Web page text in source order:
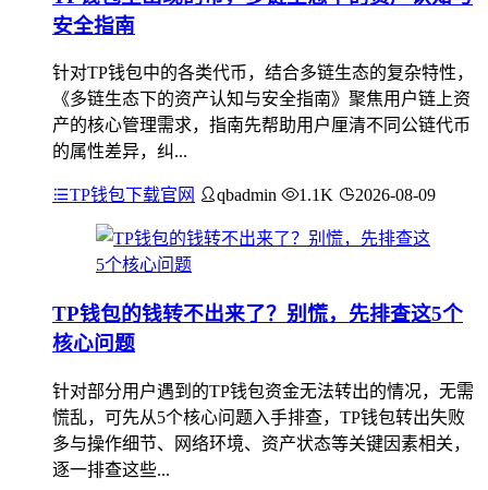
安全指南
针对TP钱包中的各类代币，结合多链生态的复杂特性，
《多链生态下的资产认知与安全指南》聚焦用户链上资
产的核心管理需求，指南先帮助用户厘清不同公链代币
的属性差异，纠...
TP钱包下载官网 qbadmin 1.1K 2026-08-09
TP钱包的钱转不出来了？别慌，先排查这5个
核心问题
针对部分用户遇到的TP钱包资金无法转出的情况，无需
慌乱，可先从5个核心问题入手排查，TP钱包转出失败
多与操作细节、网络环境、资产状态等关键因素相关，
逐一排查这些...